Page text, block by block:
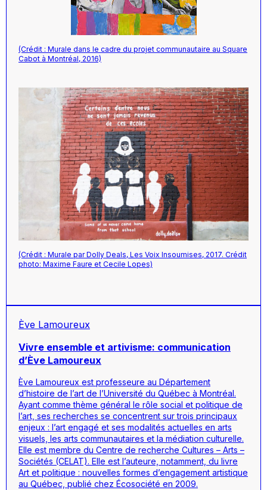
(Crédit : Murale dans le cadre du projet communautaire au Square
Cabot à Montréal, 2016)
(Crédit : Murale par Dolly Deals, Les Voix Insoumises, 2017. Crédit
photo: Maxime Faure et Cecile Lopes)
Ève Lamoureux
Vivre ensemble et artivisme: communication
d’Ève Lamoureux
Ève Lamoureux est professeure au Département
d’histoire de l’art de l’Université du Québec à Montréal.
Ayant comme thème général le rôle social et politique de
l’art, ses recherches se concentrent sur trois principaux
enjeux : l’art engagé et ses modalités actuelles en arts
visuels, les arts communautaires et la médiation culturelle.
Elle est membre du Centre de recherche Cultures – Arts –
Sociétés (CELAT). Elle est l’auteure, notamment, du livre
Art et politique : nouvelles formes d’engagement artistique
au Québec, publié chez Écosociété en 2009.